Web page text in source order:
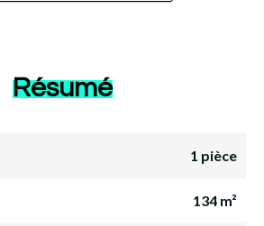
Résumé
1 pièce
134 m²